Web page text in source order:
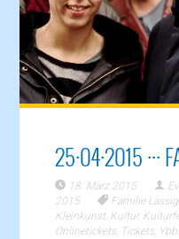
25·04·2015 ···
18. März 2015
2015
Familie Lässig
Kleinkunst, Kultur,
Onlinetickets, Tickets,